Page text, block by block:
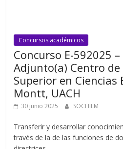
Concursos académicos
Concurso E-592025
Adjunto(a) Centro de
Superior en Ciencias
Montt, UACH
30 junio 2025 SOCHIEM
Transferir y desarrollar
través de la de las funciones de